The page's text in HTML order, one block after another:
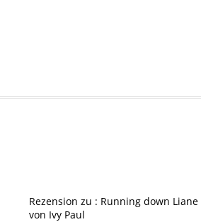
Rezension zu : Running down Liane
von Ivy Paul